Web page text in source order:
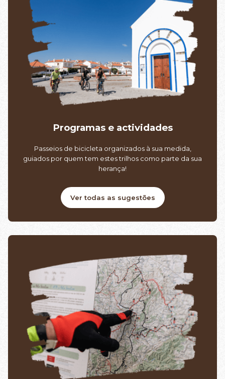
Programas e actividades
Passeios de bicicleta organizados à sua medida,
guiados por quem tem estes trilhos como parte da sua
herança!
Ver todas as sugestões